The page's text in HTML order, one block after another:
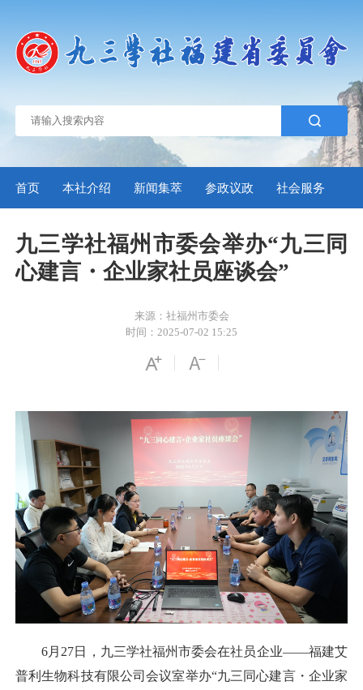
首页 本社介绍 新闻集萃 参政议政 社会服务
九三学社福州市委会举办“九三同
心建言・企业家社员座谈会”
来源：社福州市委会
时间：2025-07-02 15:25
6月27日，九三学社福州市委会在社员企业——福建艾
普利生物科技有限公司会议室举办“九三同心建言・企业家